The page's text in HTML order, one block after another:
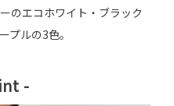
のエコホワイト・ブラック
プルの3色。
-